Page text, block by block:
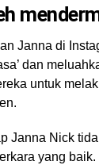
Janna di
dan
untuk
Janna Nick
yang